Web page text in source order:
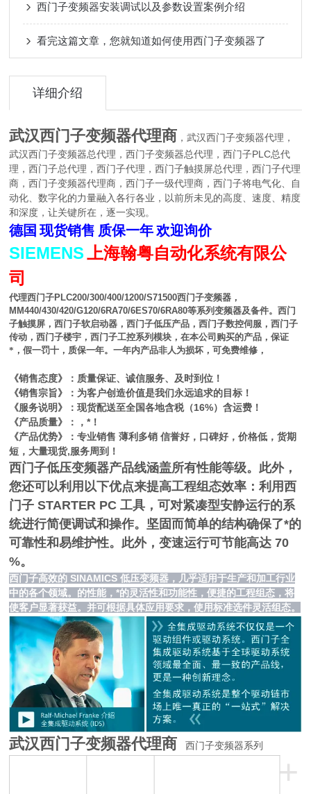
西门子变频器安装调试以及参数设置案例介绍
看完这篇文章，您就知道如何使用西门子变频器了
详细介绍
武汉西门子变频器代理商 ，武汉西门子变频器代理，
武汉西门子变频器总代理，西门子变频器总代理，西门子PLC总代
理，西门子总代理，西门子代理，西门子触摸屏总代理，西门子代理
商，西门子变频器代理商，西门子一级代理商，西门子将电气化、自
动化、数字化的力量融入各行各业，以前所未见的高度、速度、精度
和深度，让关键所在，逐一实现。
德国 现货销售 质保一年 欢迎询价
SIEMENS 上海翰粤自动化系统有限公
司
代理西门子PLC200/300/400/1200/S71500西门子变频器，
MM440/430/420/G120/6RA70/6ES70/6RA80等系列变频器及备件。西门
子触摸屏，西门子软启动器，西门子低压产品，西门子数控伺服，西门子
传动，西门子楼宇，西门子工控系列模块，在本公司购买的产品，保证
*，假一罚十，质保一年。一年内产品非人为损坏，可免费维修，
《销售态度》：质量保证、诚信服务、及时到位！
《销售宗旨》：为客户创造价值是我们永远追求的目标！
《服务说明》：现货配送至全国各地含税（16%）含运费！
《产品质量》：，*！
《产品优势》：专业销售 薄利多销 信誉好，口碑好，价格低，货期
短，大量现货,服务周到！
西门子低压变频器产品线涵盖所有性能等级。此外，
您还可以利用以下优点来提高工程组态效率：利用西
门子 STARTER PC 工具，可对紧凑型安静运行的系
统进行简便调试和操作。坚固而简单的结构确保了*的
可靠性和易维护性。此外，变速运行可节能高达 70
%。
西门子高效的 SINAMICS 低压变频器，几乎适用于生产和加工行业
中的各个领域。的性能，*的灵活性和功能性，便捷的工程组态，将
使客户显著获益。并可根据具体应用要求，使用标准选件灵活组态。
武汉西门子变频器代理商 西门子变频器系列
+